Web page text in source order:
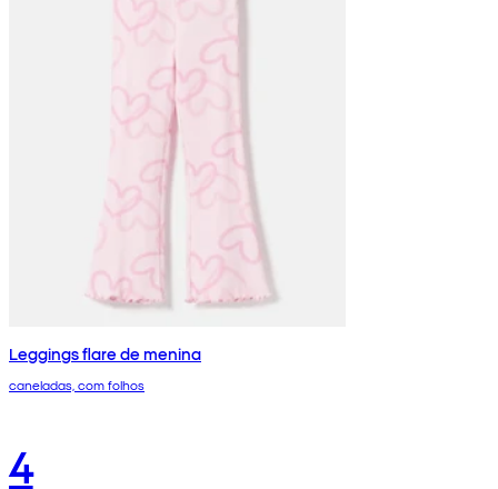
Leggings flare de menina
caneladas, com folhos
4